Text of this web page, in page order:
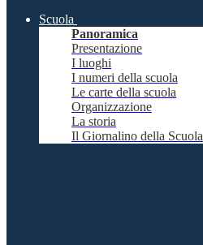
Scuola
Panoramica
Presentazione
I luoghi
I numeri della scuola
Le carte della scuola
Organizzazione
La storia
Il Giornalino della Scuola